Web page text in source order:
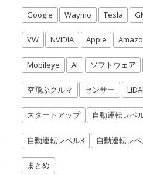
Google Waymo Tesla
VW NVIDIA Apple
Mobileye AI ソフトウェア
空飛ぶクルマ センサー
スタートアップ 自動運転レベ
自動運転レベル3 自動運転レ
まとめ